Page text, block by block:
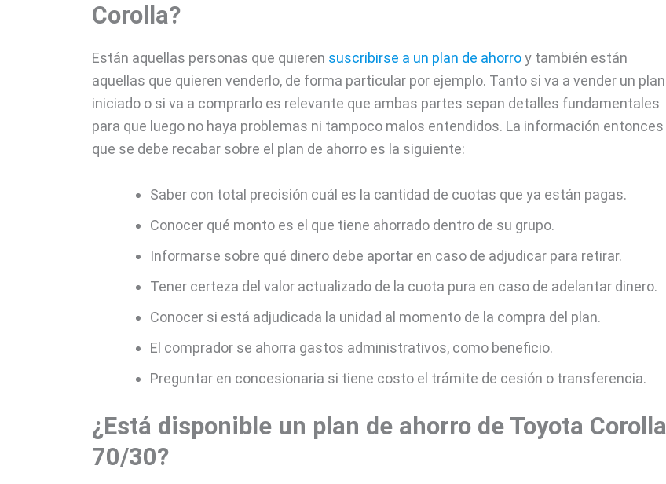
Corolla?
Están aquellas personas que quieren suscribirse a un plan de ahorroy también están
aquellas que quieren venderlo, de forma particular por ejemplo. Tanto si va a vender un plan
iniciado o si va a comprarlo es relevante que ambas partes sepan detalles fundamentales
para que luego no haya problemas ni tampoco malos entendidos. La información entonces
que se debe recabar sobre el plan de ahorro es la siguiente:
Saber con total precisión cuál es la cantidad de cuotas que ya están pagas.
Conocer qué monto es el que tiene ahorrado dentro de su grupo.
Informarse sobre qué dinero debe aportar en caso de adjudicar para retirar.
Tener certeza del valor actualizado de la cuota pura en caso de adelantar dinero.
Conocer si está adjudicada la unidad al momento de la compra del plan.
El comprador se ahorra gastos administrativos, como beneficio.
Preguntar en concesionaria si tiene costo el trámite de cesión o transferencia.
¿Está disponible un plan de ahorro de Toyota Corolla
70/30?